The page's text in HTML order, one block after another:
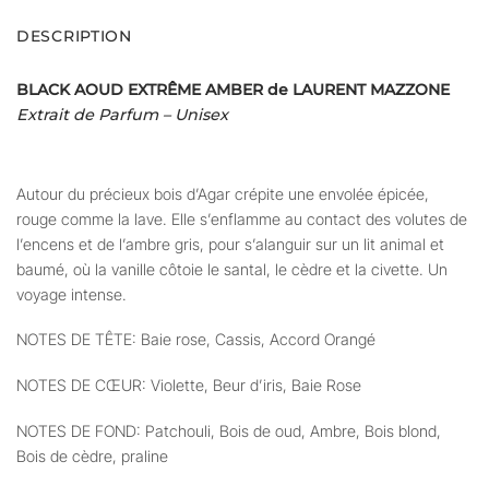
DESCRIPTION
BLACK AOUD EXTRÊME AMBER de LAURENT MAZZONE
Extrait de Parfum – Unisex
Autour du précieux bois d’Agar crépite une envolée épicée,
rouge comme la lave. Elle s’enflamme au contact des volutes de
l’encens et de l’ambre gris, pour s’alanguir sur un lit animal et
baumé, où la vanille côtoie le santal, le cèdre et la civette. Un
voyage intense.
NOTES DE TÊTE: Baie rose, Cassis, Accord Orangé
NOTES DE CŒUR: Violette, Beur d’iris, Baie Rose
NOTES DE FOND: Patchouli, Bois de oud, Ambre, Bois blond,
Bois de cèdre, praline